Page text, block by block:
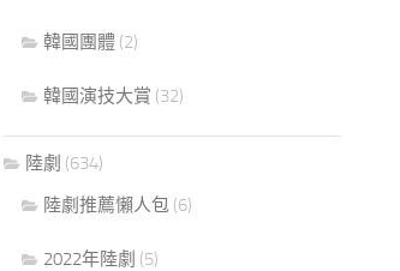
韓國團體 (2)
韓國演技大賞 (32)
陸劇 (634)
陸劇推薦懶人包 (6)
2022年陸劇 (5)